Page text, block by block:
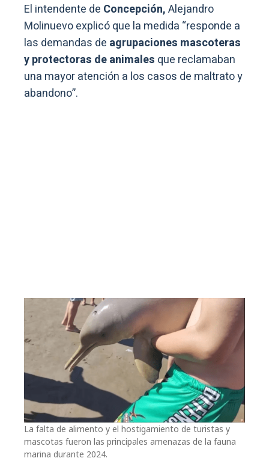
El intendente de Concepción,Alejandro
Molinuevo explicó que la medida “responde a
las demandas de agrupaciones mascoteras
y protectoras de animales que reclamaban
una mayor atención a los casos de maltrato y
abandono”.
La falta de alimento y el hostigamiento de turistas y
mascotas fueron las principales amenazas de la fauna
marina durante 2024.